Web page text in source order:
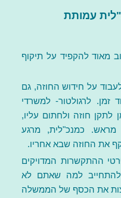
עמותת
להקפיד על תיקוף
על חידוש החוזה, גם
לרגולטור- למשרדי
חוזה ולחתום עליו,
מראש. כמנכ"לית, מרגע
את החוזה שבא אחריו.
ההתקשרות המדויקים
להתחייב למה שאתם לא
את הכסף של הממשלה